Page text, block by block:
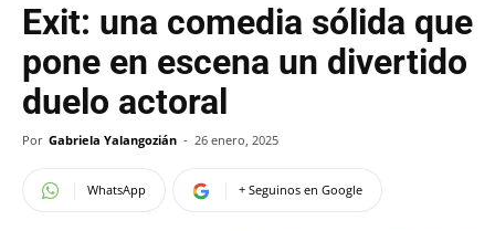
Exit: una comedia sólida que
pone en escena un divertido
duelo actoral
Por Gabriela Yalangozián - 26 enero, 2025
WhatsApp + Seguinos en Google